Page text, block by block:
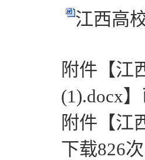
江西高
附件【江
(1).docx
附件【江
下载826次